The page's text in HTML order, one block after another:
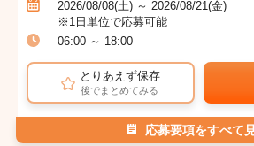
2026/08/08(土) ～ 2026/08/21(金)
※1日単位で応募可能
06:00 ～ 18:00
とりあえず保存
後でまとめてみる
応募要項をすべて